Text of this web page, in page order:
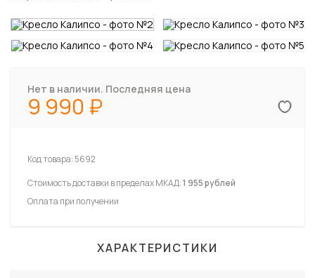
Нет в наличии. Последняя цена
9 990
Код товара: 5692
Стоимость доставки в пределах МКАД:1 955 рублей
Оплата при получении
ХАРАКТЕРИСТИКИ